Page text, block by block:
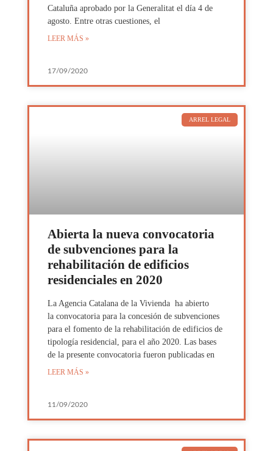
Cataluña aprobado por la Generalitat el día 4 de
agosto. Entre otras cuestiones, el
LEER MÁS »
17/09/2020
ARREL LEGAL
Abierta la nueva convocatoria
de subvenciones para la
rehabilitación de edificios
residenciales en 2020
La Agencia Catalana de la Vivienda ha abierto
la convocatoria para la concesión de subvenciones
para el fomento de la rehabilitación de edificios de
tipología residencial, para el año 2020. Las bases
de la presente convocatoria fueron publicadas en
LEER MÁS »
11/09/2020